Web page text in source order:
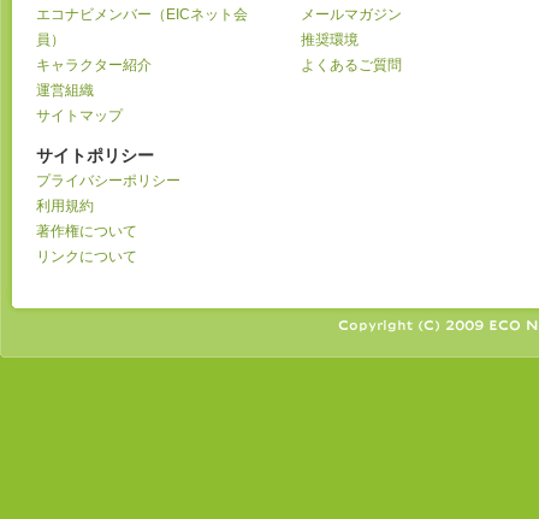
エコナビメンバー（EICネット会
員）
キャラクター紹介
運営組織
サイトマップ
サイトポリシー
プライバシーポリシー
利用規約
著作権について
リンクについて
メールマガジン
推奨環境
よくあるご質問